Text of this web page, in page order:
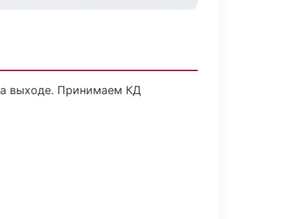
выходе. Принимаем КД